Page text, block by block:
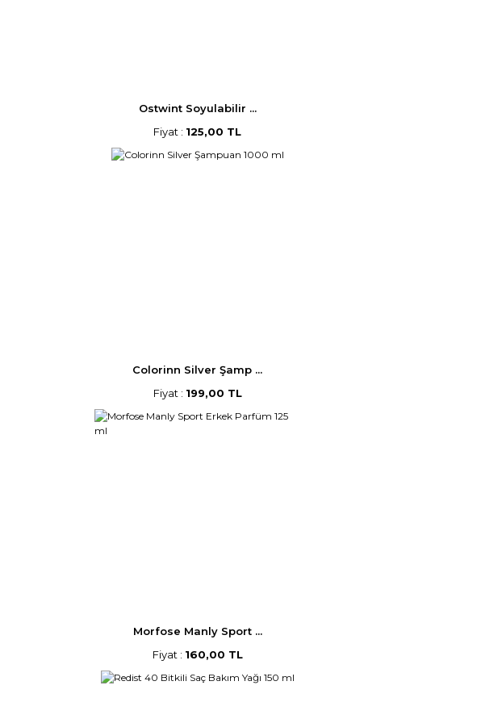
Ostwint Soyulabilir ...
Fiyat : 125,00 TL
Colorinn Silver Şamp ...
Fiyat : 199,00 TL
Morfose Manly Sport ...
Fiyat : 160,00 TL